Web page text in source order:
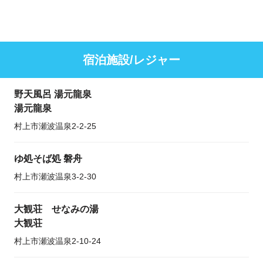
宿泊施設/レジャー
野天風呂 湯元龍泉
湯元龍泉
村上市瀬波温泉2-2-25
ゆ処そば処 磐舟
村上市瀬波温泉3-2-30
大観荘 せなみの湯
大観荘
村上市瀬波温泉2-10-24